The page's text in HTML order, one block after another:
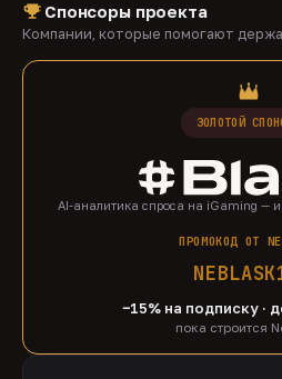
Спонсоры проекта
Компании, которые помогают
ЗОЛОТОЙ
AI-аналитика спроса на iGaming —
ПРОМОКОД ОТ
−15% на подписку ·
пока строится